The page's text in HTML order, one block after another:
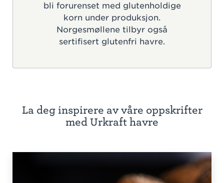
bli forurenset med glutenholdige
korn under produksjon.
Norgesmøllene tilbyr også
sertifisert glutenfri havre.
La deg inspirere av våre oppskrifter
med Urkraft havre